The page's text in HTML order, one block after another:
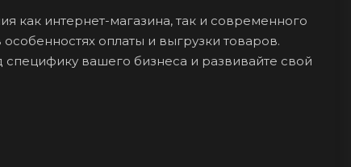
как интернет-магазина, так и современного
оплаты и выгрузки товаров.
вашего бизнеса и развивайте свой